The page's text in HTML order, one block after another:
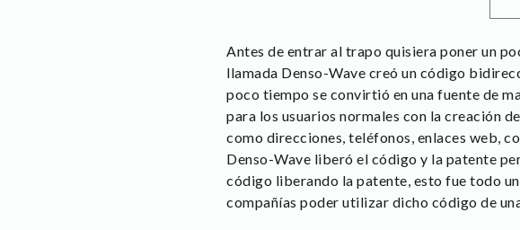
Antes de entrar al trapo quisiera poner un
llamada Denso-Wave creó un código
poco tiempo se convirtió en una fuente de
para los usuarios normales con la creación
como direcciones, teléfonos, enlaces web,
Denso-Wave liberó el código y la patente
código liberando la patente, esto fue todo
compañías poder utilizar dicho código de